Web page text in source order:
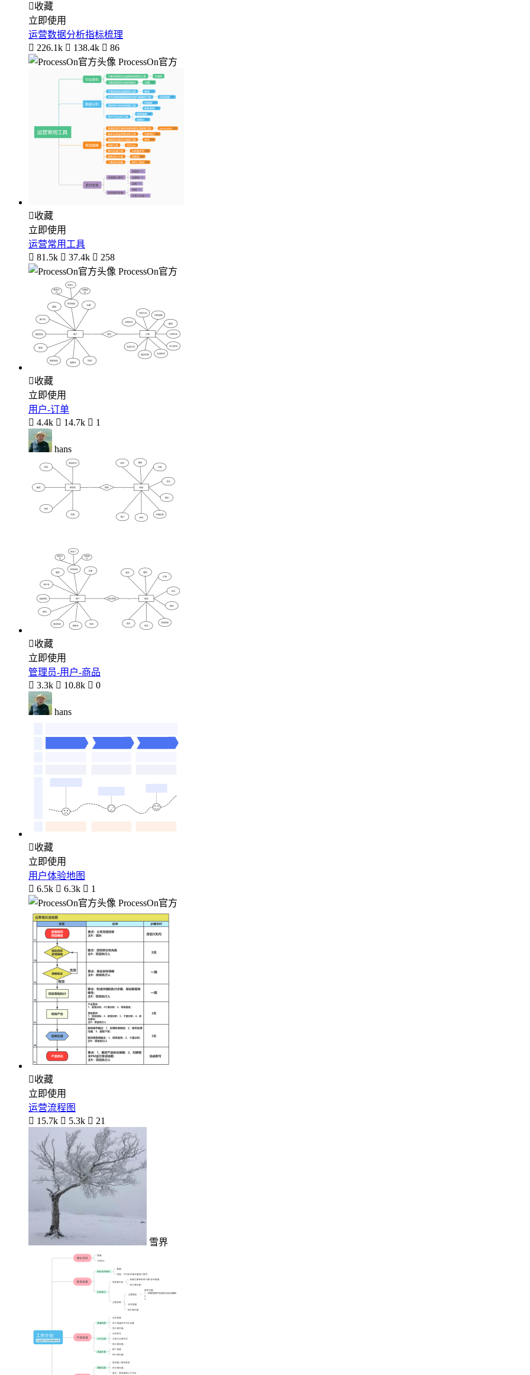
收藏
立即使用
运营数据分析指标梳理
 226.1k  138.4k  86
ProcessOn官方
收藏
立即使用
运营常用工具
 81.5k  37.4k  258
ProcessOn官方
收藏
立即使用
用户-订单
 4.4k  14.7k  1
hans
收藏
立即使用
管理员-用户-商品
 3.3k  10.8k  0
hans
收藏
立即使用
用户体验地图
 6.5k  6.3k  1
ProcessOn官方
收藏
立即使用
运营流程图
 15.7k  5.3k  21
雪界